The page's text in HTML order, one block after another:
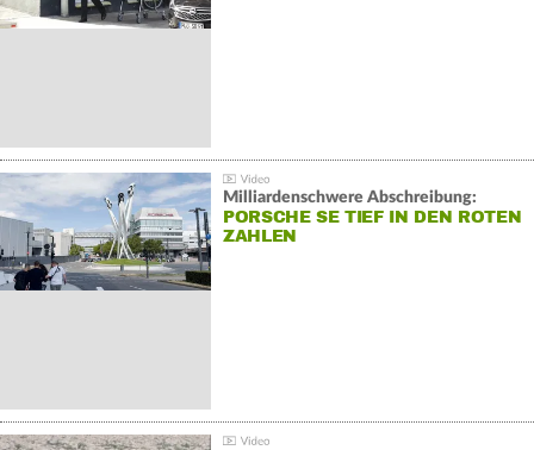
Milliardenschwere Abschreibung:
PORSCHE SE TIEF IN DEN ROTEN
ZAHLEN